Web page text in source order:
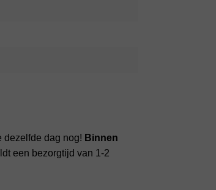
dezelfde dag nog! Binnen
een bezorgtijd van 1-2